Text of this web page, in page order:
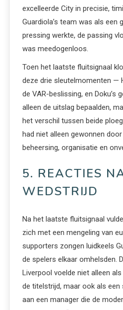
excelleerde City in precisie,
Guardiola’s team was als een
pressing werkte, de passing
was meedogenloos.
Toen het laatste fluitsignaal
deze drie sleutelmomenten —
de VAR-beslissing, en Doku’s
alleen de uitslag bepaalden,
het verschil tussen beide
had niet alleen gewonnen
beheersing, organisatie en
5. REACTIES
WEDSTRIJD
Na het laatste fluitsignaal
zich met een mengeling van
supporters zongen luidkeels
de spelers elkaar omhelsden.
Liverpool voelde niet alleen
de titelstrijd, maar ook als
aan een manager die de